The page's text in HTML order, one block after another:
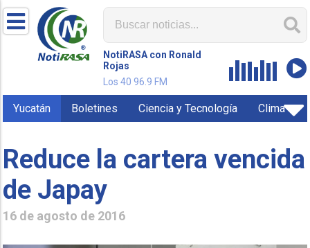
NotiRASA con Ronald
Rojas
Los 40 96.9 FM
Yucatán Boletines Ciencia y Tecnología Clima
Reduce la cartera vencida
de Japay
16 de agosto de 2016